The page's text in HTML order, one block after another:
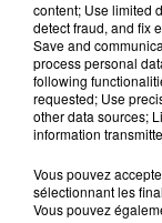
Saint-Omer
après
content; Use limited
detect fraud, and fix
Save and
process personal
following
requested; Use
other data sources;
information
Vous pouvez
sélectionnant les
Vous pouvez